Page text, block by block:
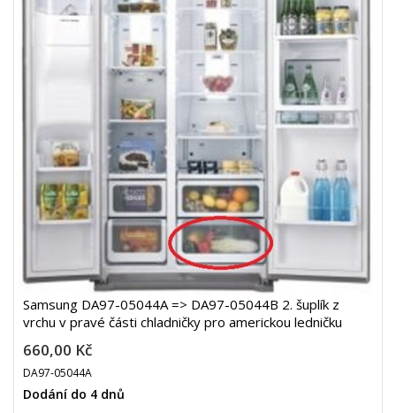
Samsung DA97-05044A => DA97-05044B 2. šuplík z
vrchu v pravé části chladničky pro americkou ledničku
660,00 Kč
DA97-05044A
Dodání do 4 dnů